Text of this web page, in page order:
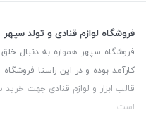
فروشگاه لوازم قنادی و تولد سپهر
فروشگاه سپهر همواره به دنبال
کارآمد بوده و در این راستا
قالب ابزار و لوازم قنادی جهت
است.